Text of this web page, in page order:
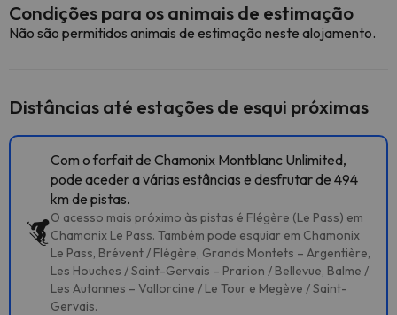
Condições para os animais de estimação
Não são permitidos animais de estimação neste alojamento.
Distâncias até estações de esqui próximas
Com o forfait de Chamonix Montblanc Unlimited,
pode aceder a várias estâncias e desfrutar de 494
km de pistas.
O acesso mais próximo às pistas é Flégère (Le Pass) em
Chamonix Le Pass. Também pode esquiar em Chamonix
Le Pass, Brévent / Flégère, Grands Montets – Argentière,
Les Houches / Saint-Gervais – Prarion / Bellevue, Balme /
Les Autannes – Vallorcine / Le Tour e Megève / Saint-
Gervais.